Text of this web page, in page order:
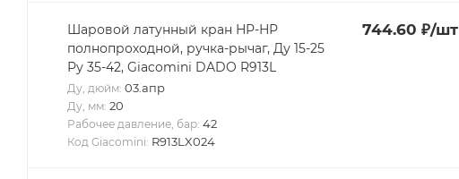
Шаровой латунный кран НР-НР
полнопроходной, ручка-рычаг, Ду 15-25
Ру 35-42, Giacomini DADO R913L
Ду, дюйм: 03.апр
Ду, мм: 20
Рабочее давление, бар: 42
Код Giacomini: R913LX024
744.60 ₽/шт